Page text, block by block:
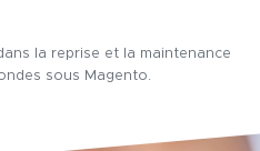
la reprise et la maintenance
sous Magento.